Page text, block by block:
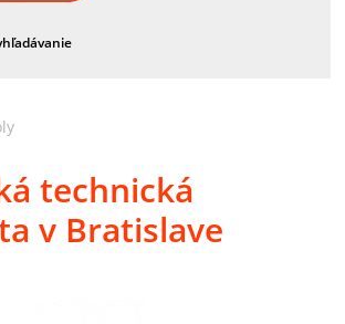
technická
v Bratislave